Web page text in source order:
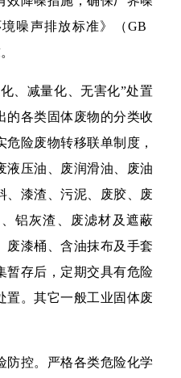
噪声排放标准》（GB
、减量化、无害化”处置
的各类固体废物的分类收
险废物转移联单制度，
液压油、废润滑油、废油
、漆渣、污泥、废胶、废
铝灰渣、废滤材及遮蔽
废漆桶、含油抹布及手套
暂存后，定期交具有危险
置。其它一般工业固体废
防控。严格各类危险化学